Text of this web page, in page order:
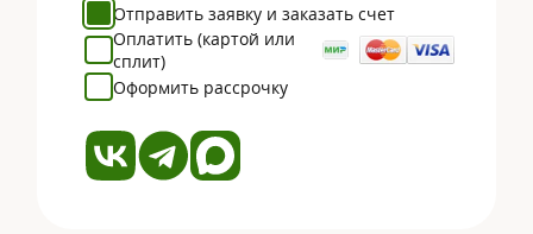
Отправить заявку и заказать счет
Оплатить (картой или
сплит)
Оформить рассрочку